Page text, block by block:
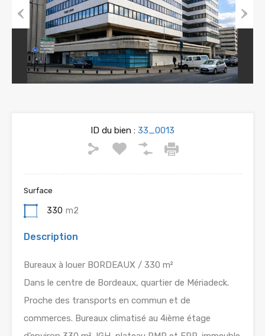
Previous Next
ID du bien : 33_0013
Surface
330 m2
Description
Bureaux à louer BORDEAUX / 330 m²
Dans le centre de Bordeaux, quartier de Mériadeck.
Proche des transports en commun et de
commerces. Bureaux climatisé au 4ième étage